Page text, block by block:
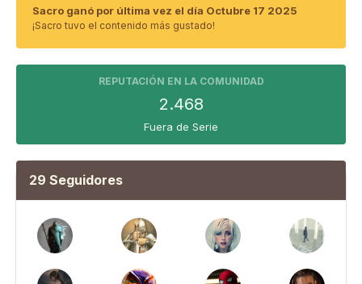
Sacro ganó por última vez el día Octubre 17 2025
¡Sacro tuvo el contenido más gustado!
REPUTACIÓN EN LA COMUNIDAD
2.468
Fuera de Serie
29 Seguidores